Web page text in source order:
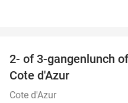
2- of 3-gangenlunch
Cote d'Azur
Cote d'Azur